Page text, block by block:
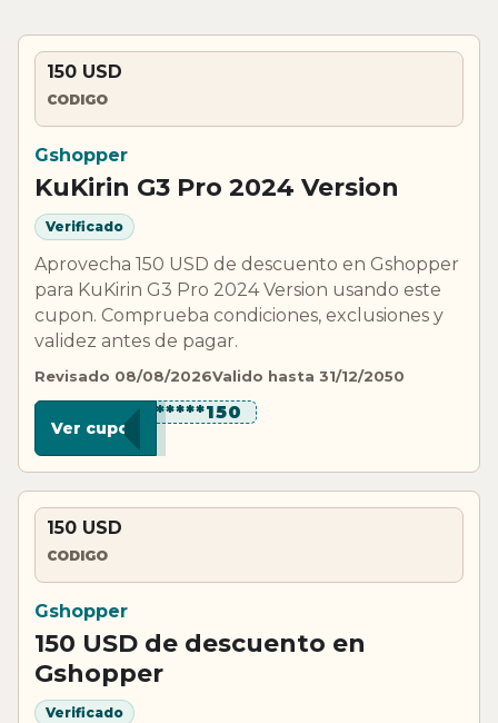
150 USD
CODIGO
Gshopper
KuKirin G3 Pro 2024 Version
Verificado
Aprovecha 150 USD de descuento en Gshopper
para KuKirin G3 Pro 2024 Version usando este
cupon. Comprueba condiciones, exclusiones y
validez antes de pagar.
Revisado 08/08/2026Valido hasta 31/12/2050
*********150
Ver cupon
150 USD
CODIGO
Gshopper
150 USD de descuento en
Gshopper
Verificado